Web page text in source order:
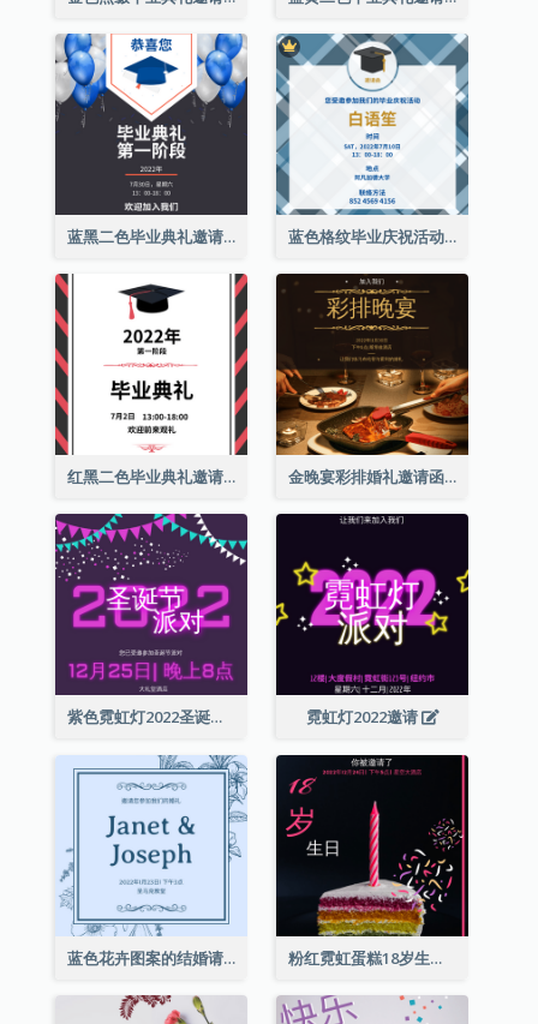
蓝黑二色毕业典礼邀请函 蓝色格纹毕业庆祝活动邀请函
红黑二色毕业典礼邀请函 金晚宴彩排婚礼邀请函
紫色霓虹灯2022圣诞晚会邀请函 霓虹灯2022邀请
蓝色花卉图案的结婚请柬 粉红霓虹蛋糕18岁生日请柬